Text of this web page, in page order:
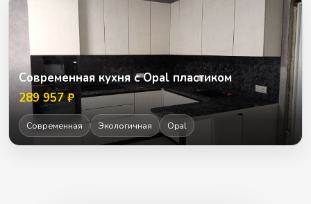
Современная кухня с Opal пластиком
289 957 ₽
Современная Экологичная Opal